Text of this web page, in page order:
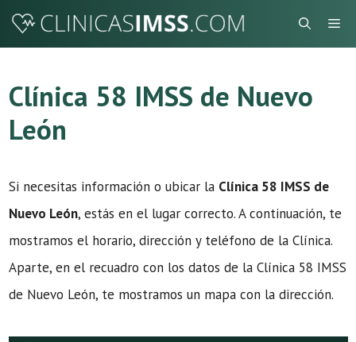
Saltar
Clínica 58 IMSS de Nuevo
León
Si necesitas información o ubicar la Clínica 58 IMSS de
Nuevo León, estás en el lugar correcto. A continuación, te
mostramos el horario, dirección y teléfono de la Clínica.
Aparte, en el recuadro con los datos de la Clínica 58 IMSS
de Nuevo León, te mostramos un mapa con la dirección.